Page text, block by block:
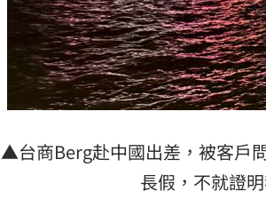
商場戰國來臨 台中「頂奢大道」逐
台彩父親節推新刮刮樂千萬頭獎超「
「拍片人的多重宇宙」職涯論壇9/12
理想混蛋號召粉絲跨海追星吃美食！
▲台商Berg赴中國出差，被客戶
長假，不就證